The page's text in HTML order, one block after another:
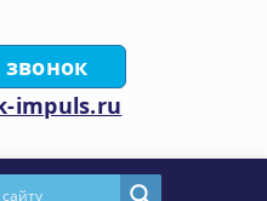
impuls.ru